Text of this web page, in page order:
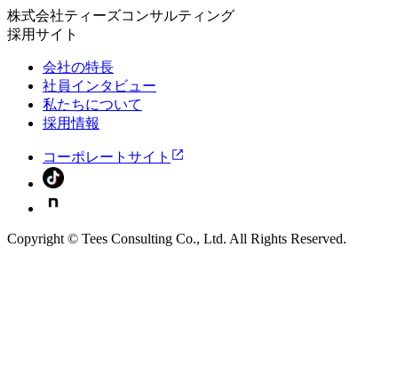
株式会社ティーズコンサルティング
採用サイト
会社の特長
社員インタビュー
私たちについて
採用情報
コーポレートサイト
Copyright © Tees Consulting Co., Ltd. All Rights Reserved.